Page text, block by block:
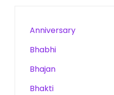
Anniversary
Bhabhi
Bhajan
Bhakti